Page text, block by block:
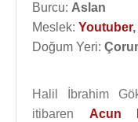
Burcu: Aslan
Meslek: Youtuber,
Doğum Yeri:
Halil İbrahim
itibaren Acun